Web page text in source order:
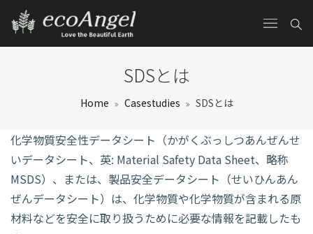
SDSとは
Home Casestudies SDSとは
化学物質安全性データシート（かがくぶっしつあんぜんせ
いデータシート、英: Material Safety Data Sheet、略称
MSDS）、または、製品安全データシート（せいひんあん
ぜんデータシート）は、化学物質や化学物質が含まれる原
材料などを安全に取り扱うために必要な情報を記載したも